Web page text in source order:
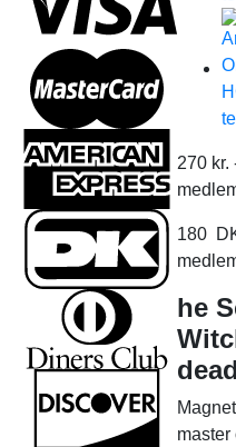
270 kr.
180
he
master